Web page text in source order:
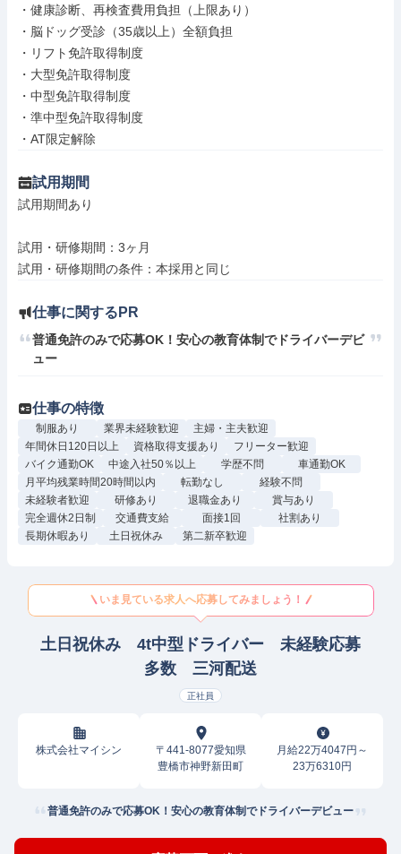
・健康診断、再検査費用負担（上限あり）
・脳ドッグ受診（35歳以上）全額負担
・リフト免許取得制度
・大型免許取得制度
・中型免許取得制度
・準中型免許取得制度
・AT限定解除
試用期間
試用期間あり
試用・研修期間：3ヶ月
仕事に関するPR
普通免許のみで応募OK！安心の教育体制でドライバーデビ
ュー
仕事の特徴
制服あり 業界未経験歓迎
主婦・主夫歓迎
年間休日120日以上
資格取得支援あり
フリーター歓迎
バイク通勤OK
中途入社50％以上 学歴不問
車通勤OK
月平均残業時間20時間以内
転勤なし
経験不問
未経験者歓迎
研修あり 退職金あり
賞与あり
完全週休2日制
交通費支給 面接1回
社割あり
長期休暇あり
土日祝休み 第二新卒歓迎
いま見ている求人へ応募してみましょう！
土日祝休み 4t中型ドライバー 未経験応募
多数 三河配送
正社員
株式会社マイシン
〒441-8077愛知県
豊橋市神野新田町
月給22万4047円～
23万6310円
普通免許のみで応募OK！安心の教育体制でドライバーデビュー